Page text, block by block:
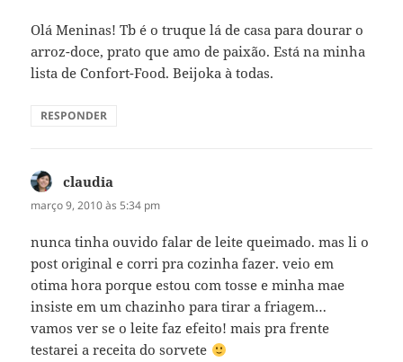
Olá Meninas! Tb é o truque lá de casa para dourar o
arroz-doce, prato que amo de paixão. Está na minha
lista de Confort-Food. Beijoka à todas.
RESPONDER
claudia
março 9, 2010 às 5:34 pm
nunca tinha ouvido falar de leite queimado. mas li o
post original e corri pra cozinha fazer. veio em
otima hora porque estou com tosse e minha mae
insiste em um chazinho para tirar a friagem…
vamos ver se o leite faz efeito! mais pra frente
testarei a receita do sorvete